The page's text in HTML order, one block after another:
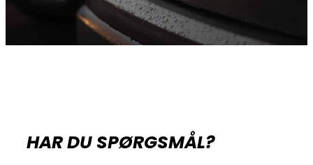
HAR DU SPØRGSMÅL?